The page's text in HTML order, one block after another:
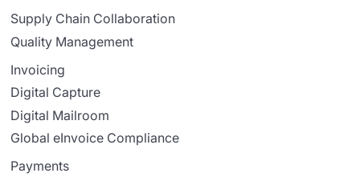
Supply Chain Collaboration
Quality Management
Invoicing
Digital Capture
Digital Mailroom
Global eInvoice Compliance
Payments